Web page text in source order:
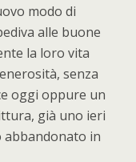
modo di
alle buone
la loro vita
senza
oggi oppure un
già uno ieri
abbandonato in